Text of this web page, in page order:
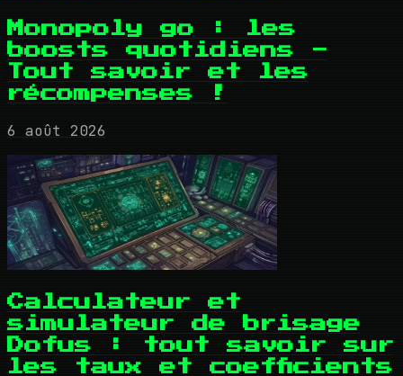
Monopoly go : les
boosts quotidiens -
Tout savoir et les
récompenses !
6 août 2026
Calculateur et
simulateur de brisage
Dofus : tout savoir sur
les taux et coefficients